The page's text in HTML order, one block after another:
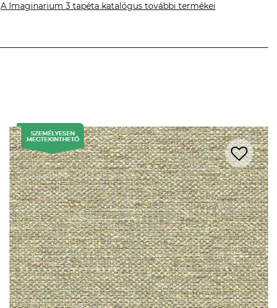
A Imaginarium 3 tapéta katalógus további termékei